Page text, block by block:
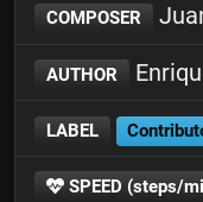
COMPOSER
AUTHOR
LABEL
SPEED (steps/